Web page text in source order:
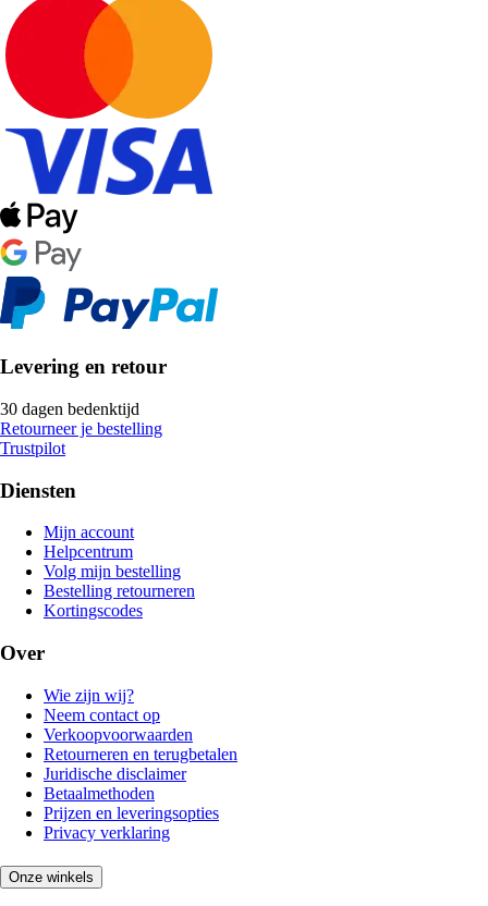
Levering en retour
30 dagen bedenktijd
Retourneer je bestelling
Trustpilot
Diensten
Mijn account
Helpcentrum
Volg mijn bestelling
Bestelling retourneren
Kortingscodes
Over
Wie zijn wij?
Neem contact op
Verkoopvoorwaarden
Retourneren en terugbetalen
Juridische disclaimer
Betaalmethoden
Prijzen en leveringsopties
Privacy verklaring
Onze winkels